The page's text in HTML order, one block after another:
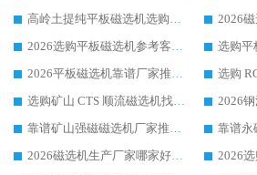
高岭土提纯平板磁选机选购指南，优选华体会手机网页版-华体会(中国) 靠谱生产厂家
2026选购平板磁选机参考客户真实体验，华体会手机网页版-华体会(中国) 厂家行业口碑排名前列
2026平板磁选机靠谱厂家推荐_ 华体会手机网页版-华体会(中国) 凭借良好口碑获得众多客户认可
选购矿山 CTS 顺流磁选机找实体厂家，华体会手机网页版-华体会(中国) 按需定制设备配套完善售后
靠谱矿山强磁磁选机厂家推荐 2026客户真实使用心得分享
2026磁选机生产厂家哪家好?众多客户使用体验分享华体会手机网页版-华体会(中国)